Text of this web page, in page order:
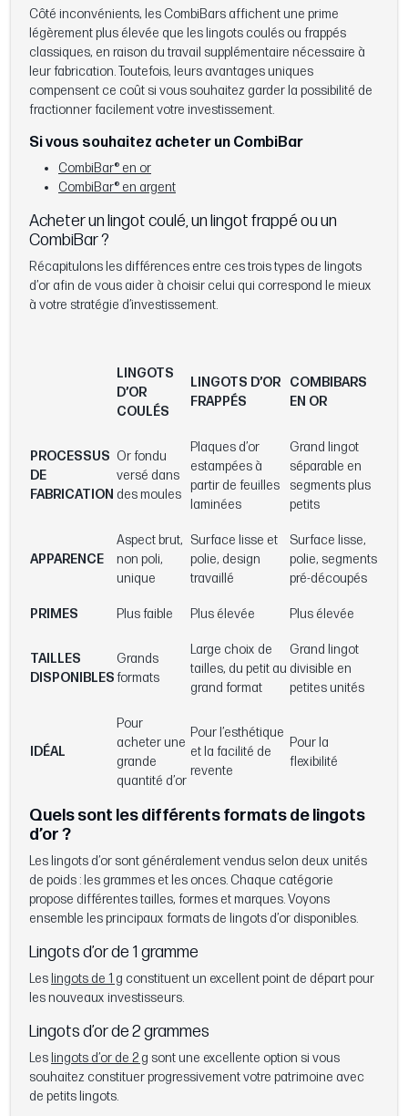
Côté inconvénients, les CombiBars affichent une prime
légèrement plus élevée que les lingots coulés ou frappés
classiques, en raison du travail supplémentaire nécessaire à
leur fabrication. Toutefois, leurs avantages uniques
compensent ce coût si vous souhaitez garder la possibilité de
fractionner facilement votre investissement.
Si vous souhaitez acheter un CombiBar
CombiBar® en or
CombiBar® en argent
Acheter un lingot coulé, un lingot frappé ou un
CombiBar ?
Récapitulons les différences entre ces trois types de lingots
d’or afin de vous aider à choisir celui qui correspond le mieux
à votre stratégie d’investissement.
LINGOTS
D’OR
COULÉS
LINGOTS D’OR
FRAPPÉS
COMBIBARS
EN OR
PROCESSUS
DE
FABRICATION
Or fondu
versé dans
des moules
Plaques d’or
estampées à
partir de feuilles
laminées
Grand lingot
séparable en
segments plus
petits
APPARENCE
Aspect brut,
non poli,
unique
Surface lisse et
polie, design
travaillé
Surface lisse,
polie, segments
pré-découpés
PRIMES Plus faible Plus élevée Plus élevée
TAILLES
DISPONIBLES
Grands
formats
Large choix de
tailles, du petit au
grand format
Grand lingot
divisible en
petites unités
IDÉAL
Pour
acheter une
grande
quantité d’or
Pour l’esthétique
et la facilité de
revente
Pour la
flexibilité
Quels sont les différents formats de lingots
d’or ?
Les lingots d’or sont généralement vendus selon deux unités
de poids : les grammes et les onces. Chaque catégorie
propose différentes tailles, formes et marques. Voyons
ensemble les principaux formats de lingots d’or disponibles.
Lingots d’or de 1 gramme
Les lingots de 1 g constituent un excellent point de départ pour
les nouveaux investisseurs.
Lingots d’or de 2 grammes
Les lingots d’or de 2 g sont une excellente option si vous
souhaitez constituer progressivement votre patrimoine avec
de petits lingots.